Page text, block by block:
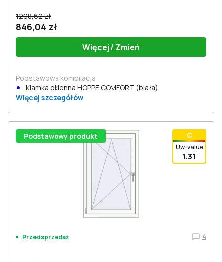
1208,62 zł
846,04 zł
Więcej / Zmień
Podstawowa kompilacja
Klamka okienna HOPPE COMFORT (biała)
Więcej szczegółów
С
Uw-value
1.31
Podstawowy produkt
Przedsprzedaż 4